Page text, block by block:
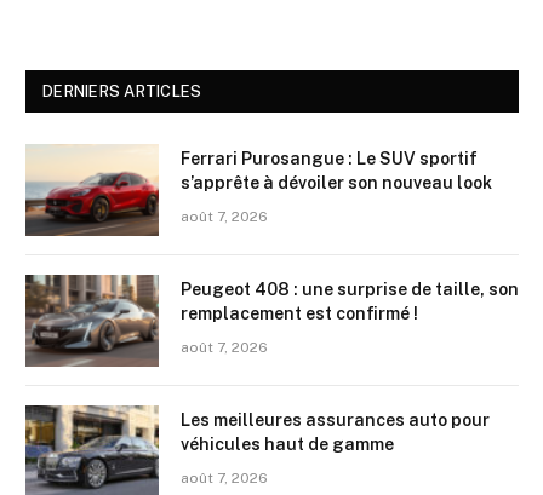
DERNIERS ARTICLES
Ferrari Purosangue : Le SUV sportif
s’apprête à dévoiler son nouveau look
août 7, 2026
Peugeot 408 : une surprise de taille, son
remplacement est confirmé !
août 7, 2026
Les meilleures assurances auto pour
véhicules haut de gamme
août 7, 2026